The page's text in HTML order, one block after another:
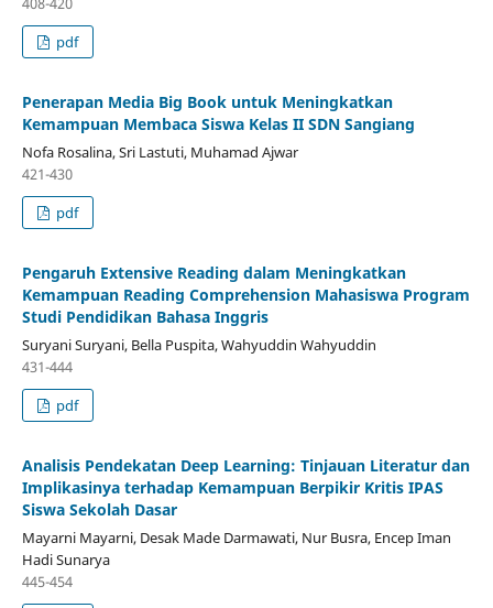
pdf
Penerapan Media Big Book untuk Meningkatkan
Kemampuan Membaca Siswa Kelas II SDN Sangiang
Nofa Rosalina, Sri Lastuti, Muhamad Ajwar
421-430
pdf
Pengaruh Extensive Reading dalam Meningkatkan
Kemampuan Reading Comprehension Mahasiswa Program
Studi Pendidikan Bahasa Inggris
Suryani Suryani, Bella Puspita, Wahyuddin Wahyuddin
431-444
pdf
Analisis Pendekatan Deep Learning: Tinjauan Literatur dan
Implikasinya terhadap Kemampuan Berpikir Kritis IPAS
Siswa Sekolah Dasar
Mayarni Mayarni, Desak Made Darmawati, Nur Busra, Encep Iman
Hadi Sunarya
445-454